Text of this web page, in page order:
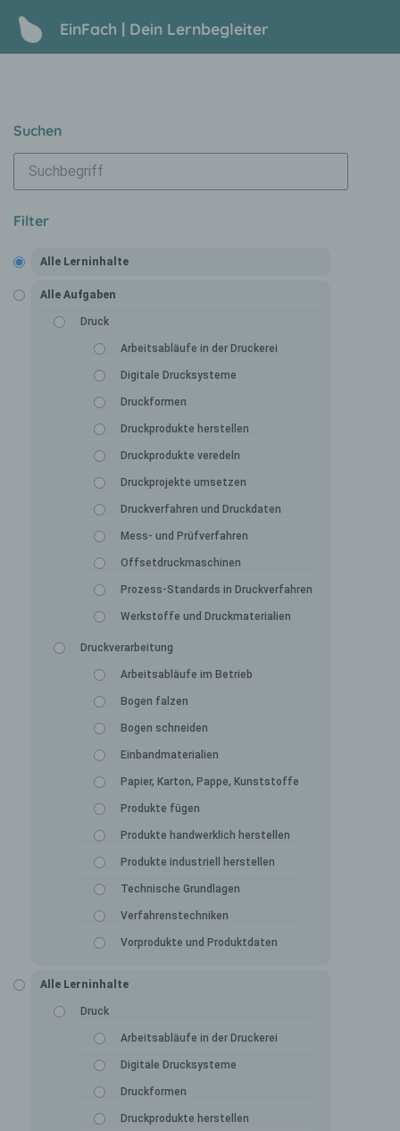
EinFach | Dein Lernbegleiter
Suchen
Filter
Alle Lerninhalte
Alle Aufgaben
Druck
Arbeitsabläufe in der Druckerei
Digitale Drucksysteme
Druckformen
Druckprodukte herstellen
Druckprodukte veredeln
Druckprojekte umsetzen
Druckverfahren und Druckdaten
Mess- und Prüfverfahren
Offsetdruckmaschinen
Prozess-Standards in Druckverfahren
Werkstoffe und Druckmaterialien
Druckverarbeitung
Arbeitsabläufe im Betrieb
Bogen falzen
Bogen schneiden
Einbandmaterialien
Papier, Karton, Pappe, Kunststoffe
Produkte fügen
Produkte handwerklich herstellen
Produkte industriell herstellen
Technische Grundlagen
Verfahrenstechniken
Vorprodukte und Produktdaten
Alle Lerninhalte
Druck
Arbeitsabläufe in der Druckerei
Digitale Drucksysteme
Druckformen
Druckprodukte herstellen